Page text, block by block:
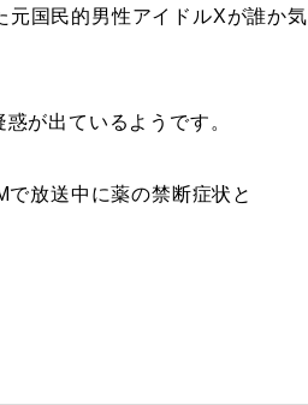
国民的男性アイドルXが誰か気
が出ているようです。
放送中に薬の禁断症状と